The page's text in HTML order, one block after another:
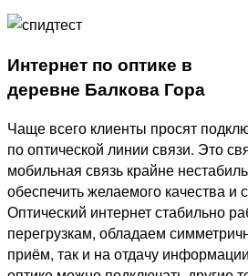
Интернет по оптике в
деревне Балкова Гора
Чаще всего клиенты просят
по оптической линии связи. Это
мобильная связь крайне
обеспечить желаемого качества и
Оптический интернет стабильно
перегрузкам, обладаем
приём, так и на отдачу